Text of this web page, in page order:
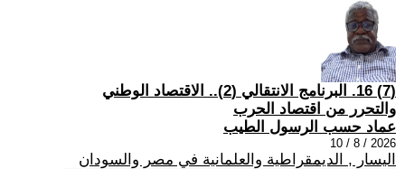
(7) 16. البرنامج الانتقالي (2).. الاقتصاد الوطني
والتحرر من اقتصاد الحرب
عماد حسب الرسول الطيب
2026 / 8 / 10
اليسار , الديمقراطية والعلمانية في مصر والسودان